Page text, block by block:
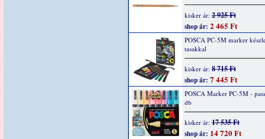
kisker ár: 2 925 Ft
shop ár: 2 465 Ft
POSCA PC-5M marker
tasakkal
kisker ár: 8 715 Ft
shop ár: 7 445 Ft
POSCA Marker PC-5M -
db
kisker ár: 17 535 Ft
shop ár: 14 720 Ft